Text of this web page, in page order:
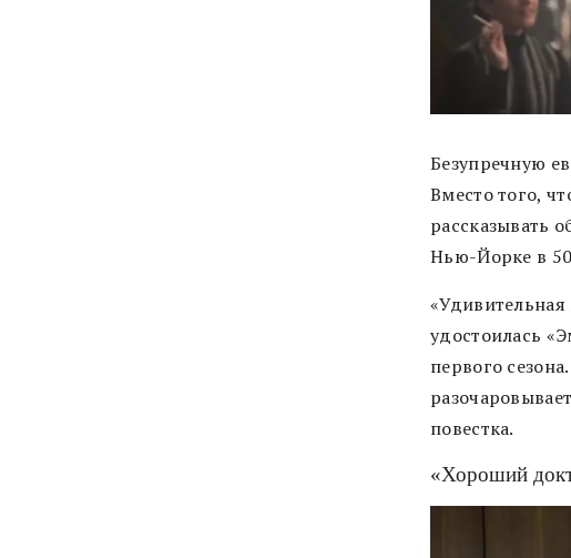
Безупречную
Вместо того,
рассказывать
Нью-Йорке в
удостоилась
первого
повестка.
«Хороший